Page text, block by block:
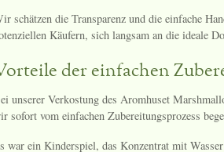
schätzen die Transparenz und die einfache
Käufern, sich langsam an die ideale
der einfachen
unserer Verkostung des Aromhuset
sofort vom einfachen Zubereitungsprozess
war ein Kinderspiel, das Konzentrat mit